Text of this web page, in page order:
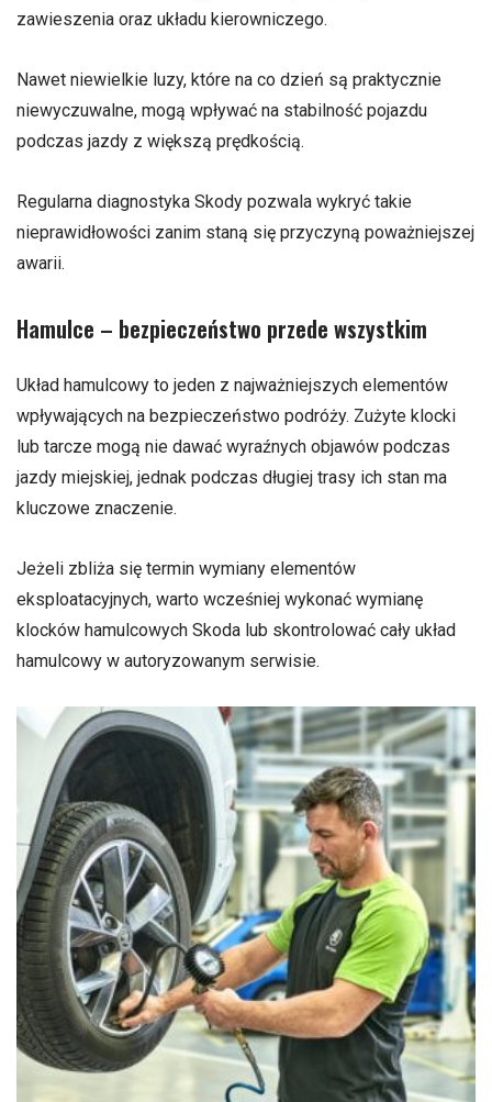
zawieszenia oraz układu kierowniczego.
Nawet niewielkie luzy, które na co dzień są praktycznie
niewyczuwalne, mogą wpływać na stabilność pojazdu
podczas jazdy z większą prędkością.
Regularna diagnostyka Skody pozwala wykryć takie
nieprawidłowości zanim staną się przyczyną poważniejszej
awarii.
Hamulce – bezpieczeństwo przede wszystkim
Układ hamulcowy to jeden z najważniejszych elementów
wpływających na bezpieczeństwo podróży. Zużyte klocki
lub tarcze mogą nie dawać wyraźnych objawów podczas
jazdy miejskiej, jednak podczas długiej trasy ich stan ma
kluczowe znaczenie.
Jeżeli zbliża się termin wymiany elementów
eksploatacyjnych, warto wcześniej wykonać wymianę
klocków hamulcowych Skoda lub skontrolować cały układ
hamulcowy w autoryzowanym serwisie.